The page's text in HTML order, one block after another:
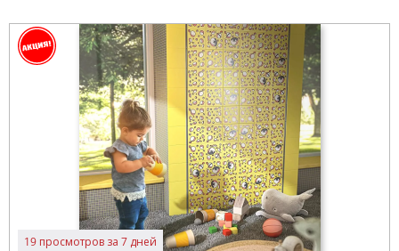
19 просмотров за 7 дней